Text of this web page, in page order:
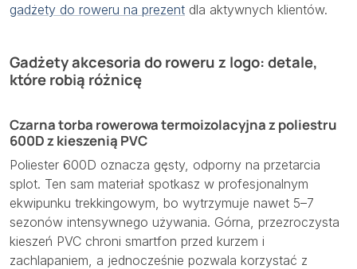
gadżety do roweru na prezent dla aktywnych klientów.
Gadżety akcesoria do roweru z logo: detale,
które robią różnicę
Czarna torba rowerowa termoizolacyjna z poliestru
600D z kieszenią PVC
Poliester 600D oznacza gęsty, odporny na przetarcia
splot. Ten sam materiał spotkasz w profesjonalnym
ekwipunku trekkingowym, bo wytrzymuje nawet 5–7
sezonów intensywnego używania. Górna, przezroczysta
kieszeń PVC chroni smartfon przed kurzem i
zachlapaniem, a jednocześnie pozwala korzystać z